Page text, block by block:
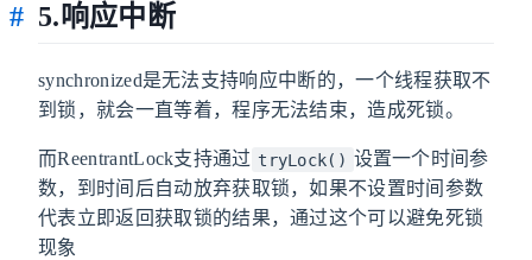
5.响应中断
synchronized是无法支持响应中断的，一个线程获取不
到锁，就会一直等着，程序无法结束，造成死锁。
而ReentrantLock支持通过 tryLock() 设置一个时间参
数，到时间后自动放弃获取锁，如果不设置时间参数
代表立即返回获取锁的结果，通过这个可以避免死锁
现象